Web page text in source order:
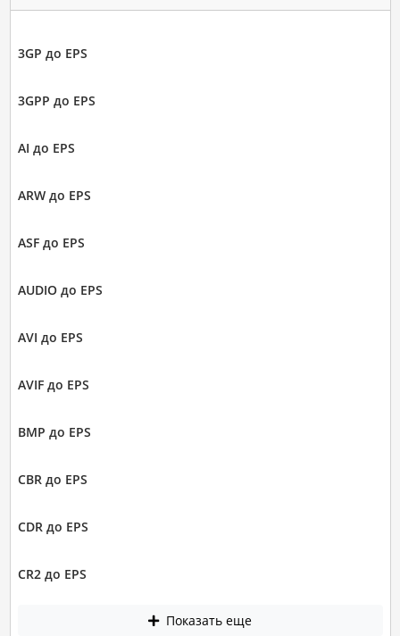
3GP до EPS
3GPP до EPS
AI до EPS
ARW до EPS
ASF до EPS
AUDIO до EPS
AVI до EPS
AVIF до EPS
BMP до EPS
CBR до EPS
CDR до EPS
CR2 до EPS
Показать еще